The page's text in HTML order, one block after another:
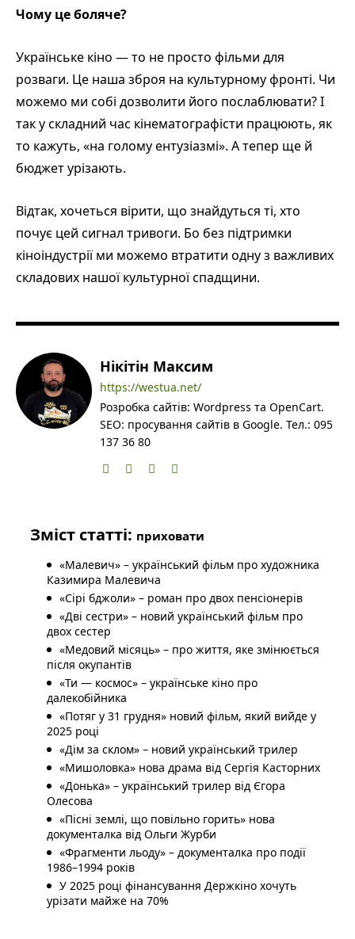
Чому це боляче?
Українське кіно — то не просто фільми для
розваги. Це наша зброя на культурному фронті. Чи
можемо ми собі дозволити його послаблювати? І
так у складний час кінематографісти працюють, як
то кажуть, «на голому ентузіазмі». А тепер ще й
бюджет урізають.
Відтак, хочеться вірити, що знайдуться ті, хто
почує цей сигнал тривоги. Бо без підтримки
кіноіндустрії ми можемо втратити одну з важливих
складових нашої культурної спадщини.
Нікітін Максим
https://westua.net/
Розробка сайтів: Wordpress та OpenCart.
SEO: просування сайтів в Google. Тел.: 095
137 36 80
Зміст статті: приховати
«Малевич» – український фільм про художника
Казимира Малевича
«Сірі бджоли» – роман про двох пенсіонерів
«Дві сестри» – новий український фільм про
двох сестер
«Медовий місяць» – про життя, яке змінюється
після окупантів
«Ти — космос» – українське кіно про
далекобійника
«Потяг у 31 грудня» новий фільм, який вийде у
2025 році
«Дім за склом» – новий український трилер
«Мишоловка» нова драма від Сергія Касторних
«Донька» – український трилер від Єгора
Олесова
«Пісні землі, що повільно горить» нова
документалка від Ольги Журби
«Фрагменти льоду» – документалка про події
1986–1994 років
У 2025 році фінансування Держкіно хочуть
урізати майже на 70%